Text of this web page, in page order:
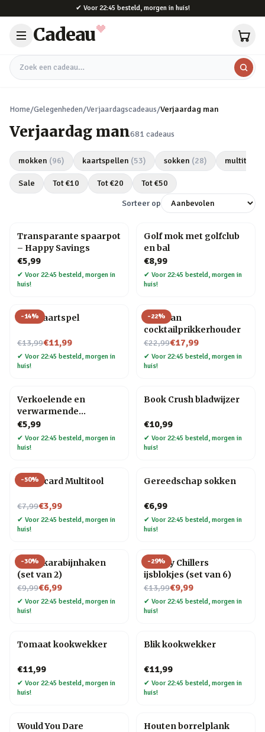
✔ Voor 22:45 besteld, morgen in huis!
Cadeau
Zoek een cadeau
Home/Gelegenheden/Verjaardagscadeaus/Verjaardag man
Verjaardag man681 cadeaus
mokken (96) kaartspellen (53) sokken (28) multitools
Sale Tot €10 Tot €20 Tot €50
Sorteer op
Transparante spaarpot
– Happy Savings
€5,99
✔ Voor 22:45 besteld, morgen in
huis!
Golf mok met golfclub
en bal
€8,99
✔ Voor 22:45 besteld, morgen in
huis!
-14%
Bier kaartspel
€13,99
Nu voor€11,99
✔ Voor 22:45 besteld, morgen in
huis!
-22%
Pelikaan
cocktailprikkerhouder
€22,99
Nu voor€17,99
✔ Voor 22:45 besteld, morgen in
huis!
Verkoelende en
verwarmende
hoofdband
€5,99
✔ Voor 22:45 besteld, morgen in
huis!
Book Crush bladwijzer
€10,99
✔ Voor 22:45 besteld, morgen in
huis!
-50%
Creditcard Multitool
€7,99
Nu voor€3,99
✔ Voor 22:45 besteld, morgen in
huis!
Gereedschap sokken
€6,99
✔ Voor 22:45 besteld, morgen in
huis!
-30%
Hond karabijnhaken
(set van 2)
€9,99
Nu voor€6,99
✔ Voor 22:45 besteld, morgen in
huis!
-29%
Whisky Chillers
ijsblokjes (set van 6)
€13,99
Nu voor€9,99
✔ Voor 22:45 besteld, morgen in
huis!
Tomaat kookwekker
€11,99
✔ Voor 22:45 besteld, morgen in
huis!
Blik kookwekker
€11,99
✔ Voor 22:45 besteld, morgen in
huis!
Would You Dare
Houten borrelplank